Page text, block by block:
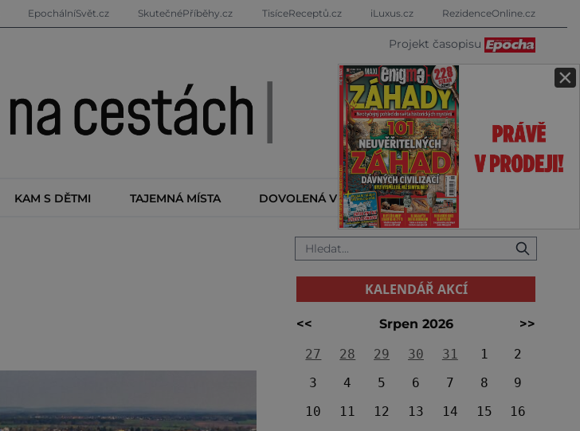
×
EpochálníSvět.cz SkutečnéPříběhy.cz TisíceReceptů.cz iLuxus.cz RezidenceOnline.cz
Projekt časopisu
KAM S DĚTMI TAJEMNÁ MÍSTA DOVOLENÁ V ZAHRANIČÍ KALENDÁŘ AKCÍ
KALENDÁŘ AKCÍ
<< Srpen 2026
>>
27
28 29 30 31 1
2
3
4 5 6 7 8
9
10
11 12 13 14 15
16